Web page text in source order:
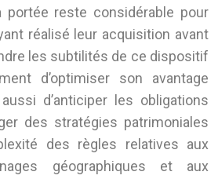
portée reste considérable pour
réalisé leur acquisition avant
les subtilités de ce dispositif
d’optimiser son avantage
d’anticiper les obligations
des stratégies patrimoniales
des règles relatives aux
géographiques et aux